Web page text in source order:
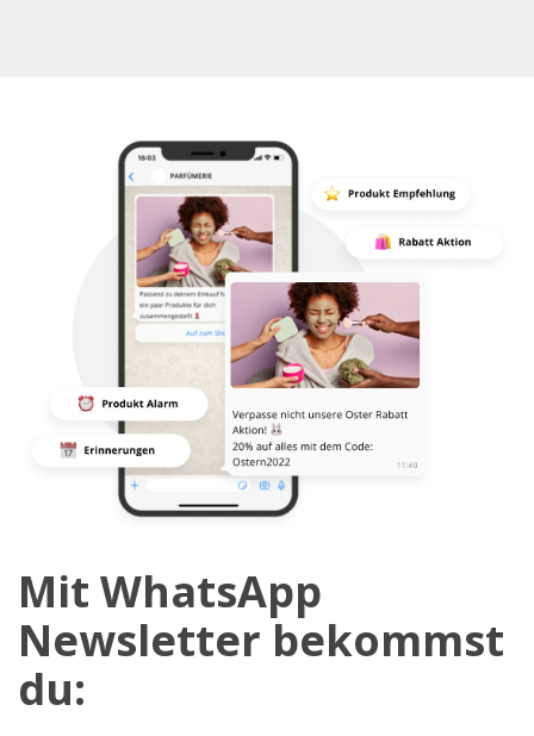
Mit WhatsApp
Newsletter bekommst
du: